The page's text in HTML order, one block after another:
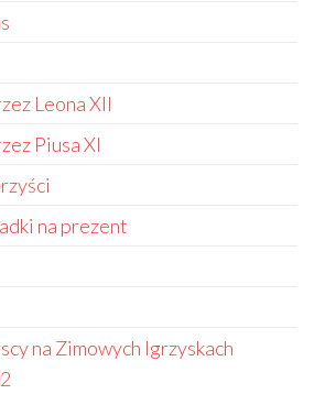
Leona XII
Piusa XI
na prezent
na Zimowych Igrzyskach